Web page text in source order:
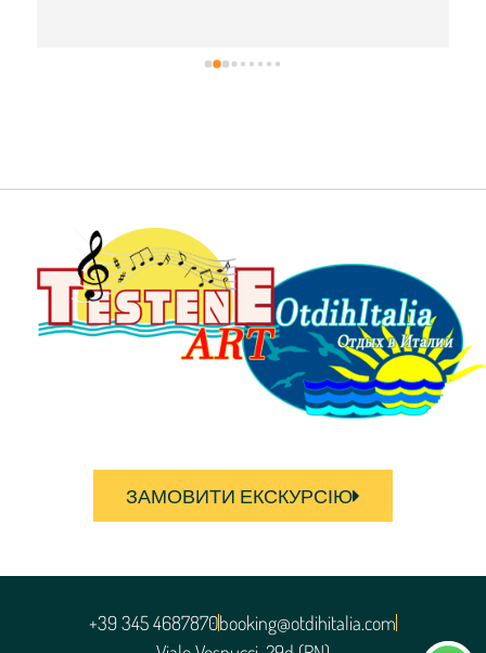
ЗАМОВИТИ ЕКСКУРСІЮ
+39 345 4687870booking@otdihitalia.com